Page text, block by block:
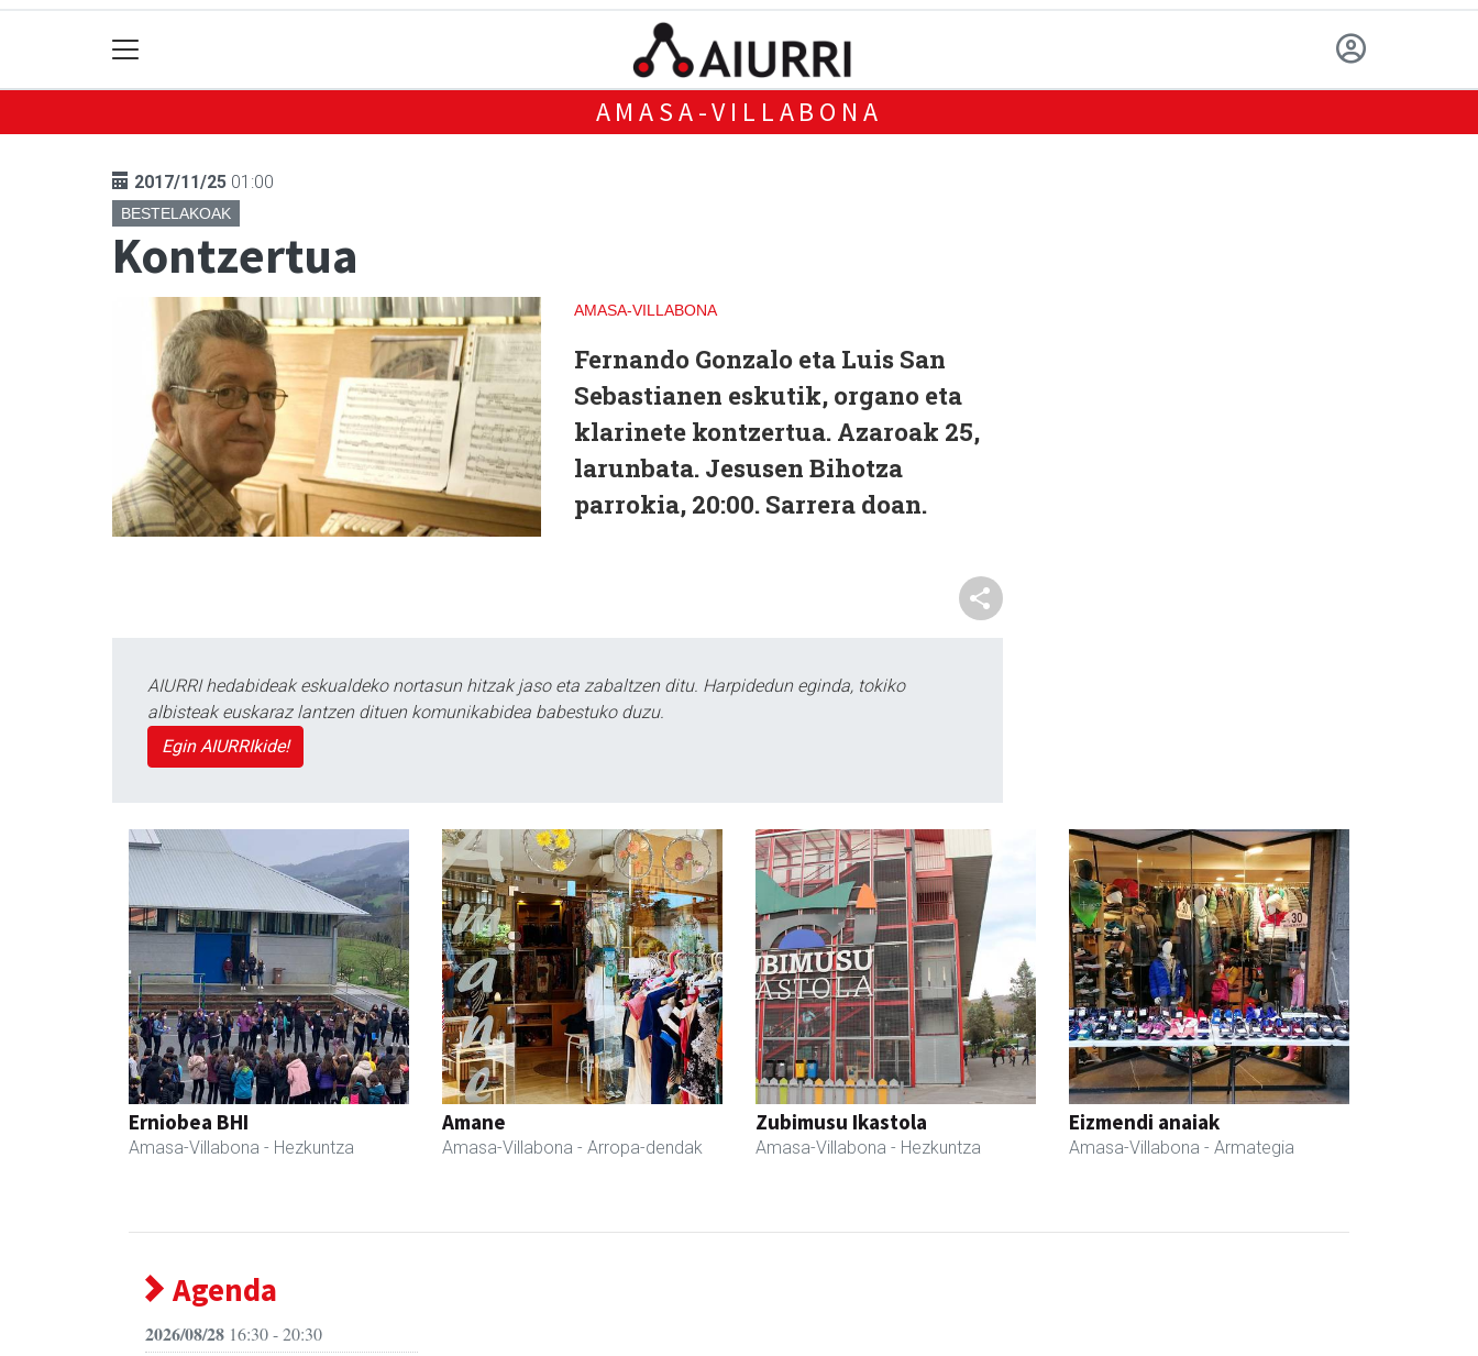
AMASA-VILLABONA
2017/11/25 01:00
BESTELAKOAK
Kontzertua
AMASA-VILLABONA
Fernando Gonzalo eta Luis San
Sebastianen eskutik, organo eta
klarinete kontzertua. Azaroak 25,
larunbata. Jesusen Bihotza
parrokia, 20:00. Sarrera doan.
AIURRI hedabideak eskualdeko nortasun hitzak jaso eta zabaltzen ditu. Harpidedun eginda, tokiko
albisteak euskaraz lantzen dituen komunikabidea babestuko duzu.
Egin AIURRIkide!
Erniobea BHI
Amasa-Villabona - Hezkuntza
Amane
Amasa-Villabona - Arropa-dendak
Zubimusu Ikastola
Amasa-Villabona - Hezkuntza
Eizmendi anaiak
Amasa-Villabona - Armategia
Agenda
2026/08/28 16:30 - 20:30